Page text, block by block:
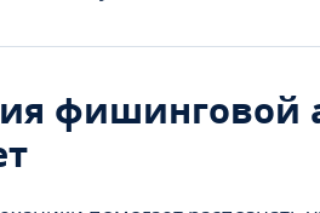
фишинговой